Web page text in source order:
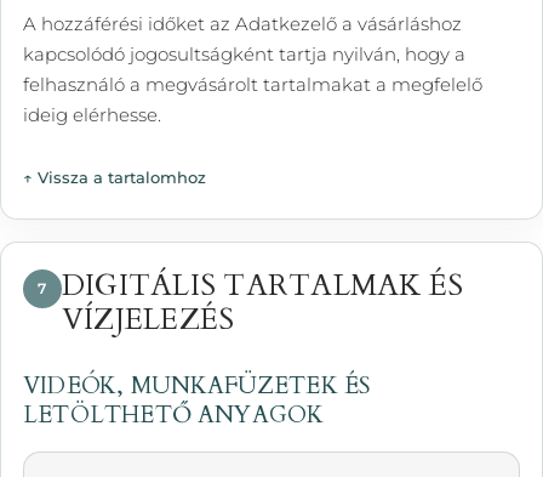
A hozzáférési időket az Adatkezelő a vásárláshoz
kapcsolódó jogosultságként tartja nyilván, hogy a
felhasználó a megvásárolt tartalmakat a megfelelő
ideig elérhesse.
↑ Vissza a tartalomhoz
7
DIGITÁLIS TARTALMAK ÉS
VÍZJELEZÉS
VIDEÓK, MUNKAFÜZETEK ÉS
LETÖLTHETŐ ANYAGOK